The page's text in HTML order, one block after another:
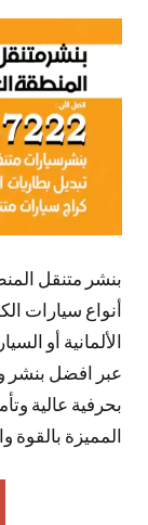
بنشر متنقل
أنواع سيارات
الألمانية أو
عبر افضل بنشر
بحرفية عالية
المميزة بالقوة